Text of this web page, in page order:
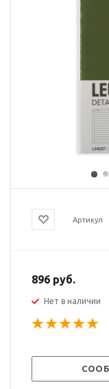
Артикул
896 руб.
Нет в наличии